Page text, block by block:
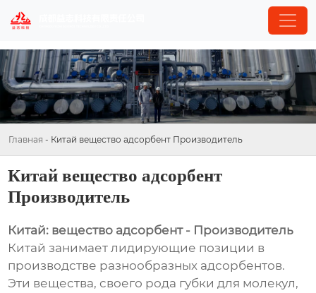
Главная - Китай вещество адсорбент Производитель
Китай вещество адсорбент
Производитель
Китай: вещество адсорбент - Производитель
Китай занимает лидирующие позиции в
производстве разнообразных адсорбентов.
Эти вещества, своего рода губки для молекул,